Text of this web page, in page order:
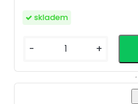
skladem
- +